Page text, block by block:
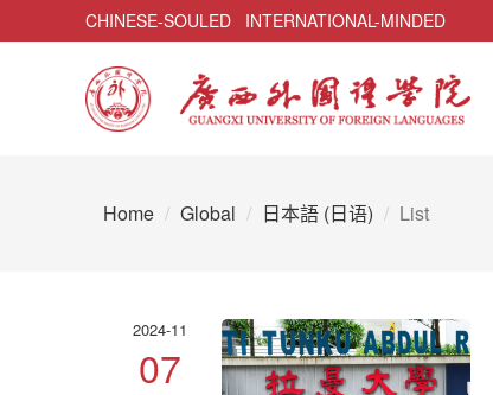
CHINESE-SOULED INTERNATIONAL-MINDED
Home Global 日本語 (日语) List
2024-11
07